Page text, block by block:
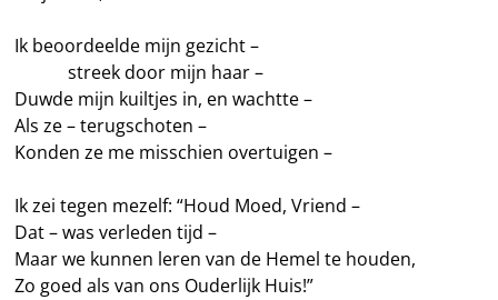
Ik beoordeelde mijn gezicht –
———streek door mijn haar –
Duwde mijn kuiltjes in, en wachtte –
Als ze – terugschoten –
Konden ze me misschien overtuigen –
Ik zei tegen mezelf: “Houd Moed, Vriend –
Dat – was verleden tijd –
Maar we kunnen leren van de Hemel te houden,
Zo goed als van ons Ouderlijk Huis!”